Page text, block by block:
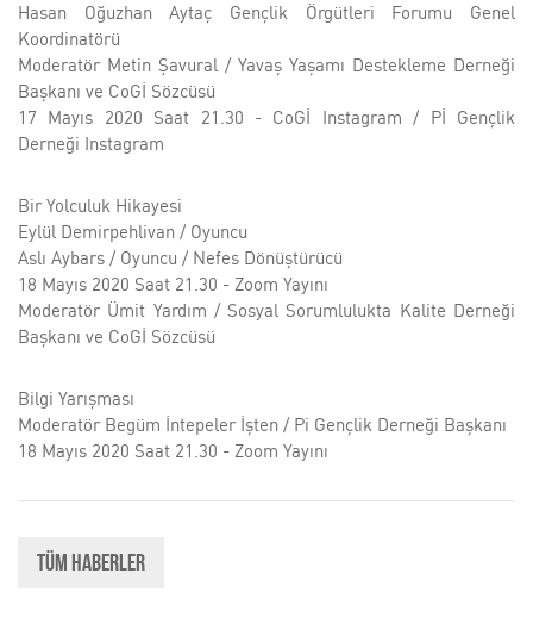
Hasan Oğuzhan Aytaç Gençlik Örgütleri Forumu Genel
Koordinatörü
Moderatör Metin Şavural / Yavaş Yaşamı Destekleme Derneği
Başkanı ve CoGİ Sözcüsü
17 Mayıs 2020 Saat 21.30 - CoGİ Instagram / Pİ Gençlik
Derneği Instagram
Bir Yolculuk Hikayesi
Eylül Demirpehlivan / Oyuncu
Aslı Aybars / Oyuncu / Nefes Dönüştürücü
18 Mayıs 2020 Saat 21.30 - Zoom Yayını
Moderatör Ümit Yardım / Sosyal Sorumlulukta Kalite Derneği
Başkanı ve CoGİ Sözcüsü
Bilgi Yarışması
Moderatör Begüm İntepeler İşten / Pi Gençlik Derneği Başkanı
18 Mayıs 2020 Saat 21.30 - Zoom Yayını
Tüm Haberler